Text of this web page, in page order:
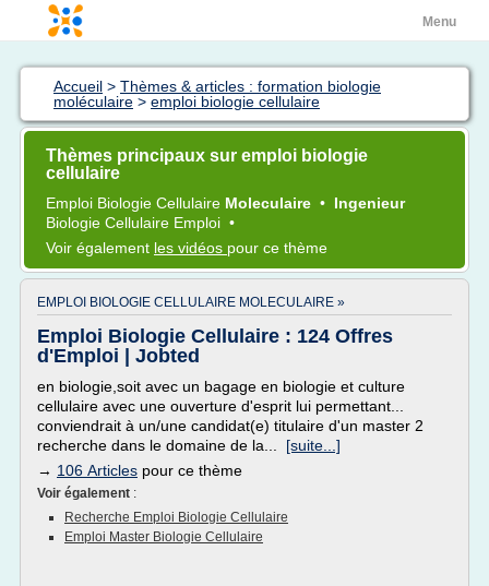
Menu
Accueil > Thèmes & articles : formation biologie
moléculaire > emploi biologie cellulaire
Thèmes principaux sur emploi biologie
cellulaire
Emploi Biologie Cellulaire Moleculaire • Ingenieur
Biologie Cellulaire Emploi •
Voir également les vidéos pour ce thème
EMPLOI BIOLOGIE CELLULAIRE MOLECULAIRE »
Emploi Biologie Cellulaire : 124 Offres
d'Emploi | Jobted
en biologie,soit avec un bagage en biologie et culture
cellulaire avec une ouverture d'esprit lui permettant...
conviendrait à un/une candidat(e) titulaire d'un master 2
recherche dans le domaine de la... [suite...]
→ 106 Articles pour ce thème
Voir également :
Recherche Emploi Biologie Cellulaire
Emploi Master Biologie Cellulaire